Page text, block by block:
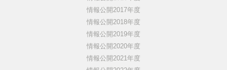
情報公開2017年度
情報公開2018年度
情報公開2019年度
情報公開2020年度
情報公開2021年度